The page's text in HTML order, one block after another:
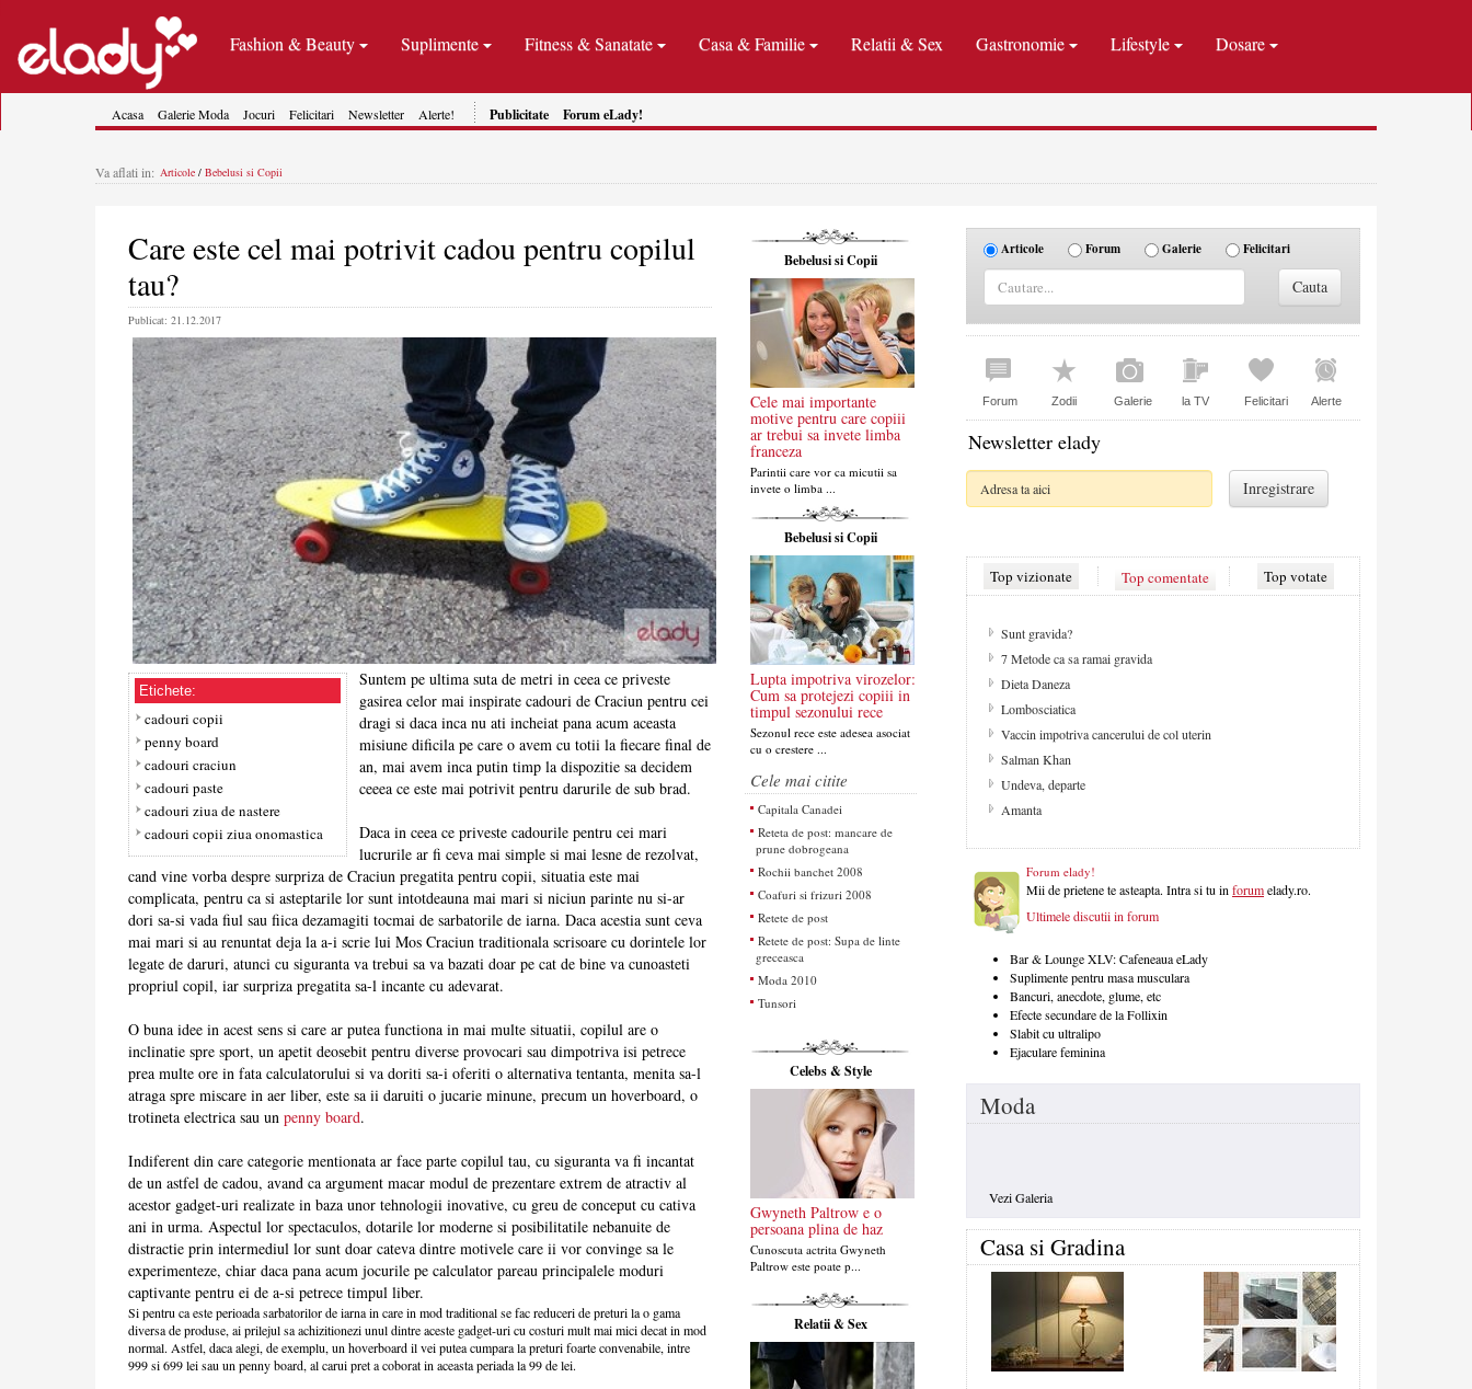
Fashion & Beauty Suplimente Fitness & Sanatate Casa & Familie Relatii & Sex Gastronomie Lifestyle Dosare
Acasa Galerie Moda Jocuri Felicitari Newsletter Alerte! Publicitate Forum eLady!
Va aflati in: Articole / Bebelusi si Copii
Care este cel mai potrivit cadou pentru copilul
tau?
Publicat: 21.12.2017
Etichete:
cadouri copii
penny board
cadouri craciun
cadouri paste
cadouri ziua de nastere
cadouri copii ziua onomastica
Suntem pe ultima suta de metri in ceea ce priveste
gasirea celor mai inspirate cadouri de Craciun pentru cei
dragi si daca inca nu ati incheiat pana acum aceasta
misiune dificila pe care o avem cu totii la fiecare final de
an, mai avem inca putin timp la dispozitie sa decidem
ceeea ce este mai potrivit pentru darurile de sub brad.
Daca in ceea ce priveste cadourile pentru cei mari
lucrurile ar fi ceva mai simple si mai lesne de rezolvat,
cand vine vorba despre surpriza de Craciun pregatita pentru copii, situatia este mai
complicata, pentru ca si asteptarile lor sunt intotdeauna mai mari si niciun parinte nu si-ar
dori sa-si vada fiul sau fiica dezamagiti tocmai de sarbatorile de iarna. Daca acestia sunt ceva
mai mari si au renuntat deja la a-i scrie lui Mos Craciun traditionala scrisoare cu dorintele lor
legate de daruri, atunci cu siguranta va trebui sa va bazati doar pe cat de bine va cunoasteti
propriul copil, iar surpriza pregatita sa-l incante cu adevarat.
O buna idee in acest sens si care ar putea functiona in mai multe situatii, copilul are o
inclinatie spre sport, un apetit deosebit pentru diverse provocari sau dimpotriva isi petrece
prea multe ore in fata calculatorului si va doriti sa-i oferiti o alternativa tentanta, menita sa-l
atraga spre miscare in aer liber, este sa ii daruiti o jucarie minune, precum un hoverboard, o
trotineta electrica sau un penny board.
Indiferent din care categorie mentionata ar face parte copilul tau, cu siguranta va fi incantat
de un astfel de cadou, avand ca argument macar modul de prezentare extrem de atractiv al
acestor gadget-uri realizate in baza unor tehnologii inovative, cu greu de conceput cu cativa
ani in urma. Aspectul lor spectaculos, dotarile lor moderne si posibilitatile nebanuite de
distractie prin intermediul lor sunt doar cateva dintre motivele care ii vor convinge sa le
experimenteze, chiar daca pana acum jocurile pe calculator pareau principalele moduri
captivante pentru ei de a-si petrece timpul liber.
Si pentru ca este perioada sarbatorilor de iarna in care in mod traditional se fac reduceri de preturi la o gama
diversa de produse, ai prilejul sa achizitionezi unul dintre aceste gadget-uri cu costuri mult mai mici decat in mod
normal. Astfel, daca alegi, de exemplu, un hoverboard il vei putea cumpara la preturi foarte convenabile, intre
999 si 699 lei sau un penny board, al carui pret a coborat in aceasta periada la 99 de lei.
Bebelusi si Copii
Cele mai importante
motive pentru care copiii
ar trebui sa invete limba
franceza
Parintii care vor ca micutii sa
invete o limba ...
Bebelusi si Copii
Lupta impotriva virozelor:
Cum sa protejezi copiii in
timpul sezonului rece
Sezonul rece este adesea asociat
cu o crestere ...
Cele mai citite
Capitala Canadei
Reteta de post: mancare de
prune dobrogeana
Rochii banchet 2008
Coafuri si frizuri 2008
Retete de post
Retete de post: Supa de linte
greceasca
Moda 2010
Tunsori
Celebs & Style
Gwyneth Paltrow e o
persoana plina de haz
Cunoscuta actrita Gwyneth
Paltrow este poate p...
Relatii & Sex
Articole Forum Galerie Felicitari
Forum Zodii Galerie la TV Felicitari Alerte
Newsletter elady
Top vizionate Top comentate Top votate
De ce apare celulita?
Cum sa ai un par fara varfuri despicate
Strategii contra celulitei
Aspecte de retinut pentru camera copilului
Despre sex
Solarul - pretul gambelor aurii
Migrena
Masa de Craciun
Forum elady!
Mii de prietene te asteapta. Intra si tu inforumelady.ro.
Ultimele discutii in forum
Bar & Lounge XLV: Cafeneaua eLady
Suplimente pentru masa musculara
Bancuri, anecdote, glume, etc
Efecte secundare de la Follixin
Slabit cu ultralipo
Ejaculare feminina
Moda
Vezi Galeria
Casa si Gradina